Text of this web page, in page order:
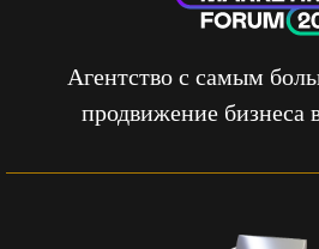
Агентство с самым
продвижение бизнеса